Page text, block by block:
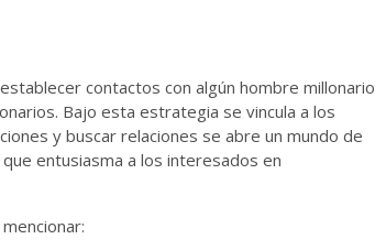
contactos con algún hombre millonario
Bajo esta estrategia se vincula a los
y buscar relaciones se abre un mundo de
entusiasma a los interesados en